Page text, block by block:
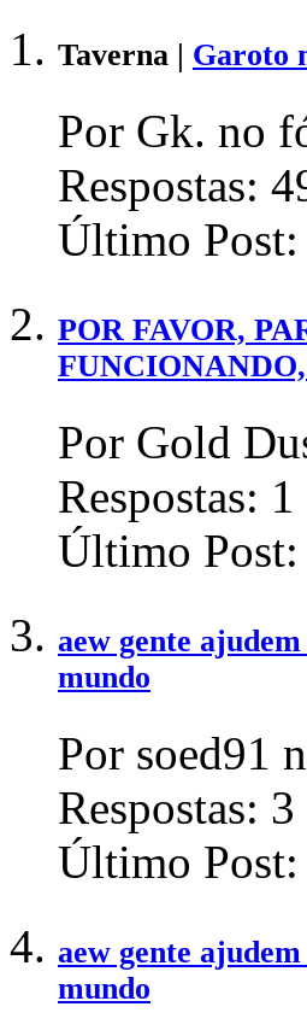
Taverna | Garoto
Por Gk. no
Respostas:
Último Post:
POR FAVOR,
Por Gold
Respostas: 1
Último Post:
aew gente
mundo
Por soed91
Respostas: 3
Último Post:
aew gente
mundo